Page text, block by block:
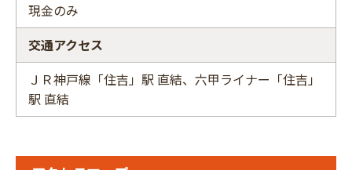
現金のみ
交通アクセス
ＪＲ神戸線「住吉」駅 直結、六甲ライナー「住吉」
駅 直結